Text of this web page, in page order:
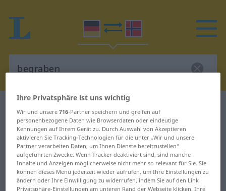
Deutsch-Norwegisch Übersetzung
für "begraben"
"begraben" Norwegisch
Übersetzung
Ihre Privatsphäre ist uns wichtig
Wir und unsere716-Partner speichern und greifen auf
personenbezogene Daten wie Browserdaten oder eindeutige
Kennungen auf Ihrem Gerät zu. Durch Auswahl von Akzeptieren
aktivieren Sie Tracking-Technologien für die unter „Wir und unsere
Partner verarbeiten Daten, um Ihnen Dienste bereitzustellen“
aufgeführten Zwecke. Wenn Tracker deaktiviert sind, sind manche
Inhalte und Anzeigen möglicherweise nicht mehr so relevant für Sie. Sie
können dieses Menü jederzeit wieder aufrufen, um Ihre Einstellungen zu
ändern oder Ihre Einwilligung zu widerrufen, indem Sie auf den Link
Privatsphäre-Einstellungen am unteren Rand der Webseite klicken. Ihre